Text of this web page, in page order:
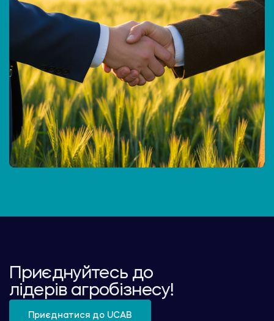
Приєднуйтесь до
лідерів агробізнесу!
Приєднатися до UCAB